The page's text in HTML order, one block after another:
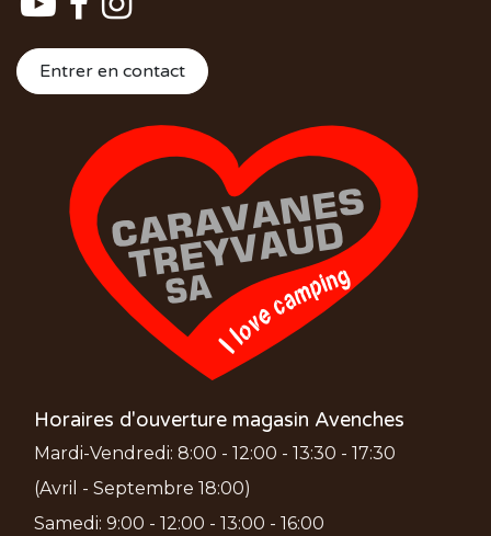
Entrer en contact
Horaires d'ouverture magasin Avenches
Mardi-Vendredi: 8:00 - 12:00 - 13:30 - 17:30
(Avril - Septembre 18:00)
Samedi: 9:00 - 12:00 - 13:00 - 16:00